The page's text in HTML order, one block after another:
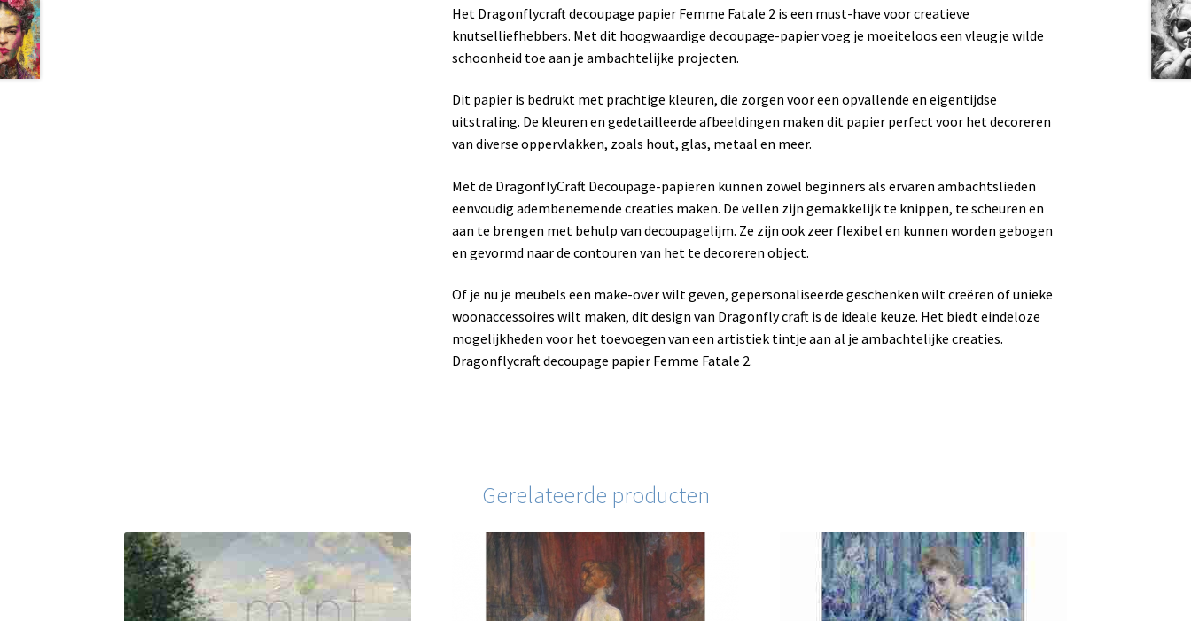
Het Dragonflycraft decoupage papier Femme Fatale 2 is een must-have voor creatieve
knutselliefhebbers. Met dit hoogwaardige decoupage-papier voeg je moeiteloos een vleugje wilde
schoonheid toe aan je ambachtelijke projecten.
Dit papier is bedrukt met prachtige kleuren, die zorgen voor een opvallende en eigentijdse
uitstraling. De kleuren en gedetailleerde afbeeldingen maken dit papier perfect voor het decoreren
van diverse oppervlakken, zoals hout, glas, metaal en meer.
Met de DragonflyCraft Decoupage-papieren kunnen zowel beginners als ervaren ambachtslieden
eenvoudig adembenemende creaties maken. De vellen zijn gemakkelijk te knippen, te scheuren en
aan te brengen met behulp van decoupagelijm. Ze zijn ook zeer flexibel en kunnen worden gebogen
en gevormd naar de contouren van het te decoreren object.
Of je nu je meubels een make-over wilt geven, gepersonaliseerde geschenken wilt creëren of unieke
woonaccessoires wilt maken, dit design van Dragonfly craft is de ideale keuze. Het biedt eindeloze
mogelijkheden voor het toevoegen van een artistiek tintje aan al je ambachtelijke creaties.
Dragonflycraft decoupage papier Femme Fatale 2.
Gerelateerde producten